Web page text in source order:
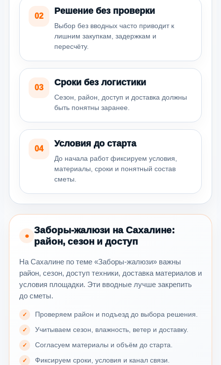
02
Решение без проверки
Выбор без вводных часто приводит к
лишним закупкам, задержкам и
пересчёту.
03
Сроки без логистики
Сезон, район, доступ и доставка должны
быть понятны заранее.
04
Условия до старта
До начала работ фиксируем условия,
материалы, сроки и понятный состав
сметы.
●
Заборы-жалюзи на Сахалине:
район, сезон и доступ
На Сахалине по теме «Заборы-жалюзи» важны
район, сезон, доступ техники, доставка материалов и
условия площадки. Эти вводные лучше закрепить
до сметы.
Проверяем район и подъезд до выбора решения.
Учитываем сезон, влажность, ветер и доставку.
Согласуем материалы и объём до старта.
Фиксируем сроки, условия и канал связи.